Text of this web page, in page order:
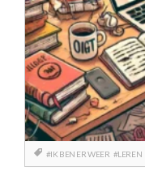
#IK BEN ER WEER #LEREN